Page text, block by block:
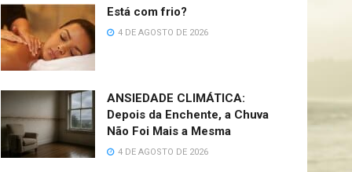
Está com frio?
4 DE AGOSTO DE 2026
ANSIEDADE CLIMÁTICA:
Depois da Enchente, a Chuva
Não Foi Mais a Mesma
4 DE AGOSTO DE 2026